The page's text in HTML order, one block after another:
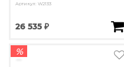
Артикул: W2133
26 535 ₽
%